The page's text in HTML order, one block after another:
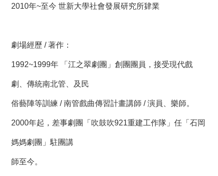
2010年~至今 世新大學社會發展研究所肄業
劇場經歷 / 著作：
1992~1999年 「江之翠劇團」創團團員，接受現代戲
劇、傳統南北管、及民
俗藝陣等訓練 / 南管戲曲傳習計畫講師 / 演員、樂師。
2000年起，差事劇團「吹鼓吹921重建工作隊」任「石岡
媽媽劇團」駐團講
師至今。